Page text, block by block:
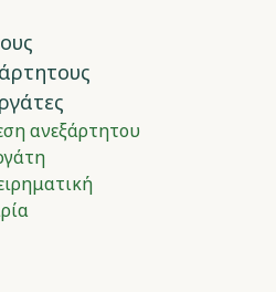
ανεξάρτητου